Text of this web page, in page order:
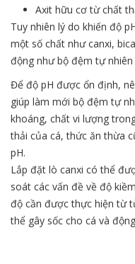
Axit hữu cơ từ chất
Tuy nhiên lý do khiến độ
một số chất như canxi,
động như bộ đệm tự
Để độ pH được ổn định,
giúp làm mới bộ đệm tự
khoáng, chất vi lượng
thải của cá, thức ăn thừa
pH.
Lắp đặt lò canxi có thể
soát các vấn đề về độ
độ cần được thực hiện từ
thể gây sốc cho cá và